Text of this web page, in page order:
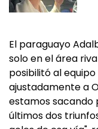
El paraguayo
solo en el área
posibilitó al
ajustadamente a
estamos sacando
últimos dos